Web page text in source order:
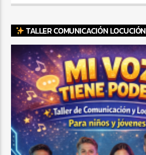
TALLER COMUNICACIÓN LOCUCIÓN